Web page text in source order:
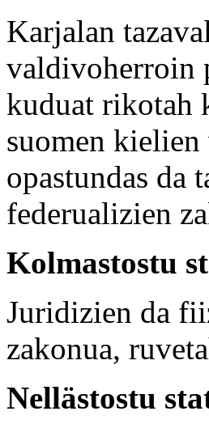
Karjalan
valdivoherroin
kuduat rikotah
suomen
opastundas da
federualizien
Kolmastostu
Juridizien da
zakonua,
Nellästostu